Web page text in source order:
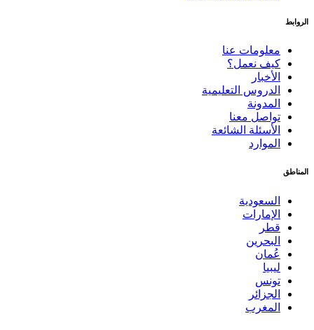
الروابط
معلومات عنا
كيف نعمل؟
الأخبار
الدروس التعليمية
المدونة
تواصل معنا
الأسئلة الشائعة
الموارد
المناطق
السعودية
الإمارات
قطر
البحرين
عُمان
ليبيا
تونس
الجزائر
المغرب